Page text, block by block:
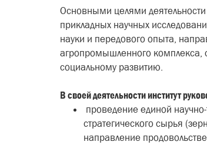
Отправить сообщение
Основными целями
прикладных научных
науки и передового опыта,
агропромышленного комплекса,
социальному развитию.
В своей деятельности институт
проведение единой
стратегического сырья
направление